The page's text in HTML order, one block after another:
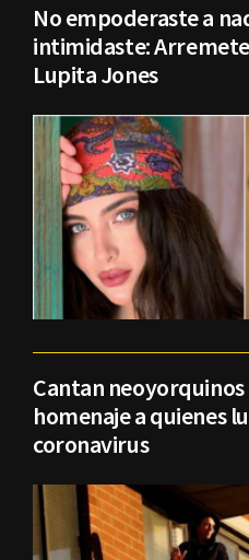
No empoderaste a
intimidaste:
Lupita Jones
Cantan
homenaje a quienes
coronavirus